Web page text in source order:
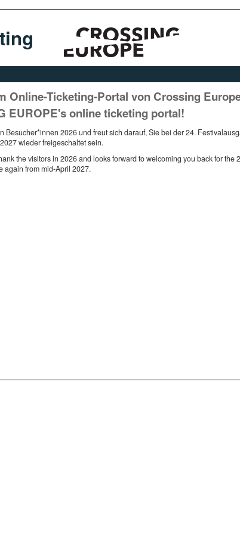
Online-Ticketing-Portal von Crossing
EUROPE's online ticketing portal!
Besucher*innen 2026 und freut sich darauf, Sie bei der 24.
wieder freigeschaltet sein.
the visitors in 2026 and looks forward to welcoming you back for the
again from mid-April 2027.